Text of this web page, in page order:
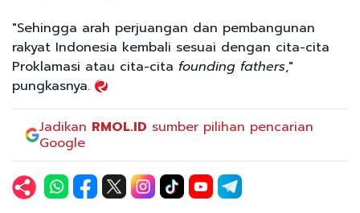
"Sehingga arah perjuangan dan pembangunan
rakyat Indonesia kembali sesuai dengan cita-cita
Proklamasi atau cita-cita founding fathers,"
pungkasnya.
Jadikan RMOL.ID sumber pilihan pencarian
Google